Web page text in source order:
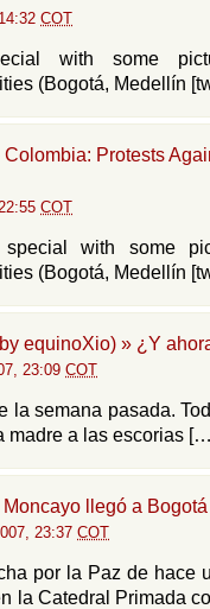
COT
with some
(Bogotá, Medellín
Protests
COT
with some
(Bogotá, Medellín
equinoXio) » ¿Y
23:09 COT
la semana pasada.
madre a las escorias
llegó a Bogotá
23:37 COT
por la Paz de hace
la Catedral Primada